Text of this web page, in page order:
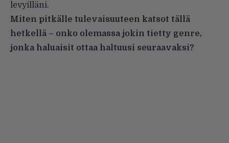
levyilläni.
Miten pitkälle tulevaisuuteen katsot tällä
hetkellä – onko olemassa jokin tietty genre,
jonka haluaisit ottaa haltuusi seuraavaksi?